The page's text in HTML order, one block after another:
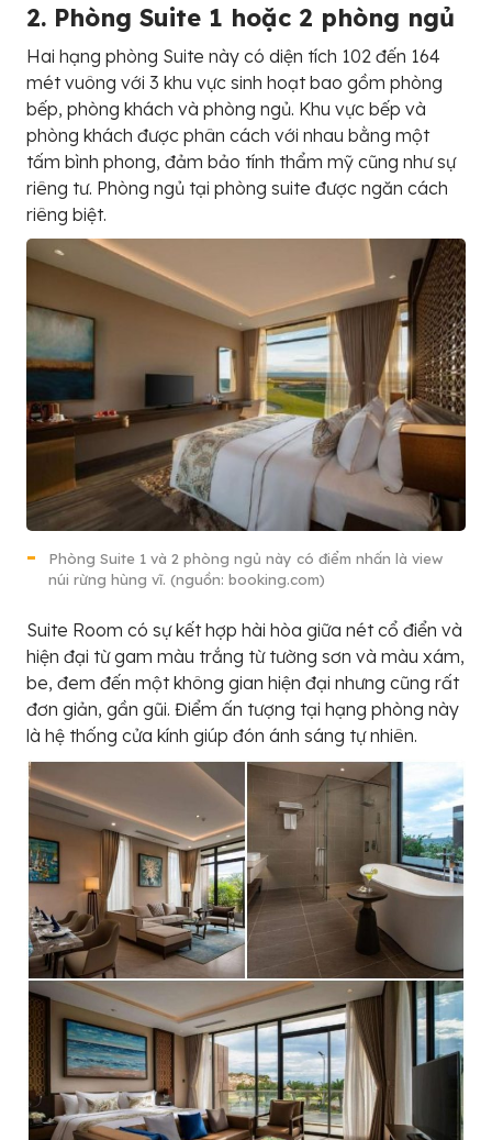
2. Phòng Suite 1 hoặc 2 phòng ngủ
Hai hạng phòng Suite này có diện tích 102 đến 164
mét vuông với 3 khu vực sinh hoạt bao gồm phòng
bếp, phòng khách và phòng ngủ. Khu vực bếp và
phòng khách được phân cách với nhau bằng một
tấm bình phong, đảm bảo tính thẩm mỹ cũng như sự
riêng tư. Phòng ngủ tại phòng suite được ngăn cách
riêng biệt.
Phòng Suite 1 và 2 phòng ngủ này có điểm nhấn là view
núi rừng hùng vĩ. (nguồn: booking.com)
Suite Room có sự kết hợp hài hòa giữa nét cổ điển và
hiện đại từ gam màu trắng từ tường sơn và màu xám,
be, đem đến một không gian hiện đại nhưng cũng rất
đơn giản, gần gũi. Điểm ấn tượng tại hạng phòng này
là hệ thống cửa kính giúp đón ánh sáng tự nhiên.